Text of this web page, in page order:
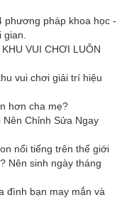
phương pháp khoa học -
VUI CHƠI LUÔN
vui chơi giải trí hiệu
hơn cha mẹ?
Chỉnh Sửa Ngay
nổi tiếng trên thế giới
Nên sinh ngày tháng
đình bạn may mắn và